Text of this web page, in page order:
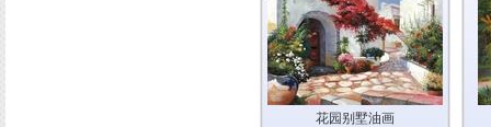
花园别墅油画